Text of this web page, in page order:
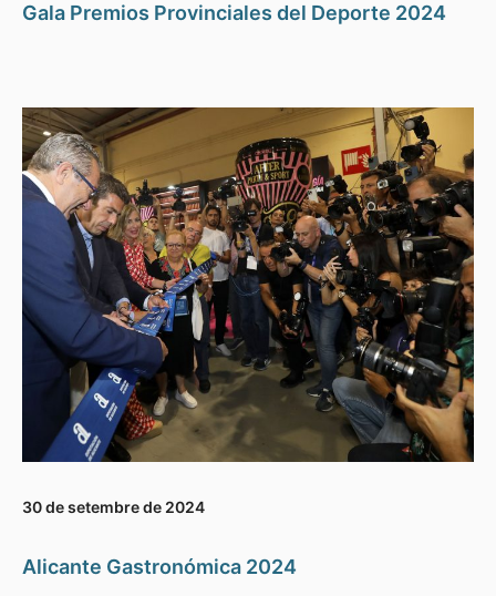
Gala Premios Provinciales del Deporte 2024
30 de setembre de 2024
Alicante Gastronómica 2024